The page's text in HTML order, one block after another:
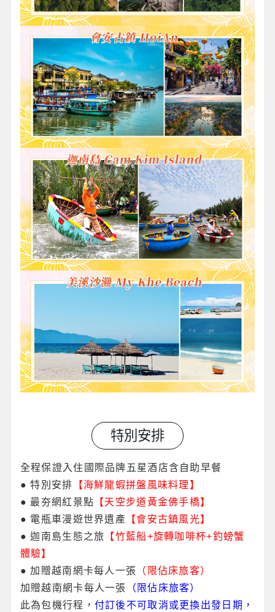
特別安排
全程保證入住國際品牌五星酒店含自助早餐
●特別安排 【海鮮龍蝦拼盤風味料理】
● 最夯網紅景點 【天空步道黃金佛手橋】
● 電瓶車漫遊世界遺產 【會安古鎮風光】
● 迦南島生態之旅 【竹藍船+旋轉咖啡杯+釣螃蟹
體驗】
● 加贈越南網卡每人一張 （限佔床旅客）
加贈越南網卡每人一張
（限佔床旅客）
此為包機行程， 付訂後不可取消或更換出發日期，